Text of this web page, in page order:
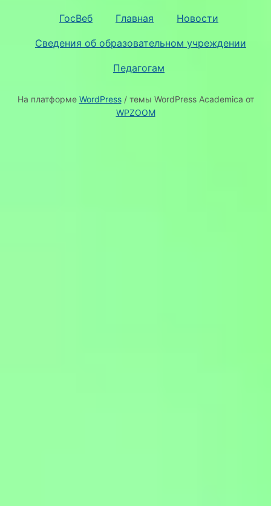
ГосВеб Главная Новости
Сведения об образовательном учреждении
Педагогам
На платформе WordPress/ темы WordPress Academica от
WPZOOM